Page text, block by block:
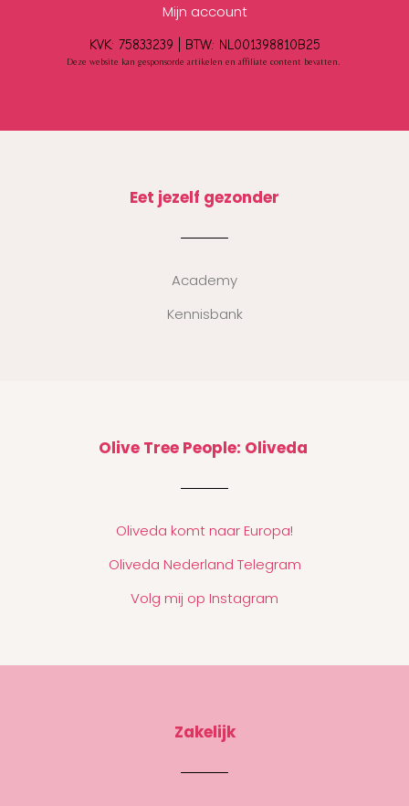
Mijn account
KVK: 75833239 | BTW: NL001398810B25
Deze website kan gesponsorde artikelen en affiliate content bevatten.
Eet jezelf gezonder
Academy
Kennisbank
Olive Tree People: Oliveda
Oliveda komt naar Europa!
Oliveda Nederland Telegram
Volg mij op Instagram
Zakelijk